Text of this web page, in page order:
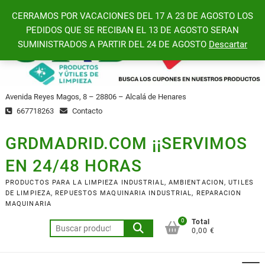
contenido
Avenida Reyes Magos, 8 – 28806 – Alcalá de Henares
667718263
Contacto
GRDMADRID.COM ¡¡SERVIMOS
EN 24/48 HORAS
PRODUCTOS PARA LA LIMPIEZA INDUSTRIAL, AMBIENTACION, UTILES
DE LIMPIEZA, REPUESTOS MAQUINARIA INDUSTRIAL, REPARACION
MAQUINARIA
Buscar
por:
0
Total
0,00 €
CERRAMOS POR VACACIONES DEL 17 A 23 DE AGOSTO LOS
PEDIDOS QUE SE RECIBAN EL 13 DE AGOSTO SERAN
SUMINISTRADOS A PARTIR DEL 24 DE AGOSTO Descartar